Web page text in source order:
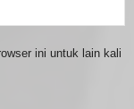
ini untuk lain kali